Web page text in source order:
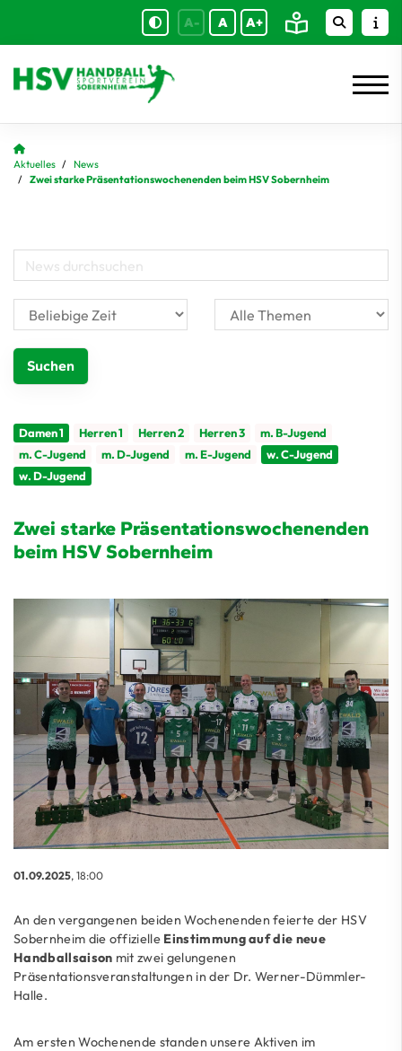
A- A A+
Aktuelles
News
Zwei starke Präsentationswochenenden beim HSV Sobernheim
Damen 1 Herren 1 Herren 2 Herren 3
m. B-Jugend
m. C-Jugend
m. D-Jugend m. E-Jugend
w. C-Jugend
w. D-Jugend
Zwei starke Präsentationswochenenden
beim HSV Sobernheim
01.09.2025, 18:00
An den vergangenen beiden Wochenenden feierte der HSV
Sobernheim die offizielle Einstimmung auf die neue
Handballsaison mit zwei gelungenen
Präsentationsveranstaltungen in der Dr. Werner-Dümmler-
Halle.
Am ersten Wochenende standen unsere Aktiven im